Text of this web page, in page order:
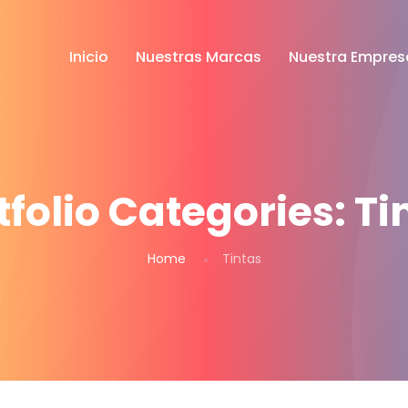
Inicio Nuestras Marcas Nuestra
Categories:
Home Tintas